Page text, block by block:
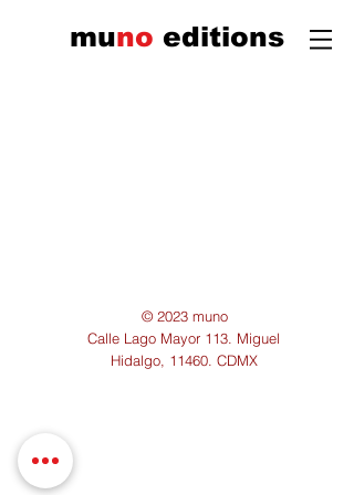
muno editions
© 2023 muno
Calle Lago Mayor 113. Miguel
Hidalgo, 11460. CDMX